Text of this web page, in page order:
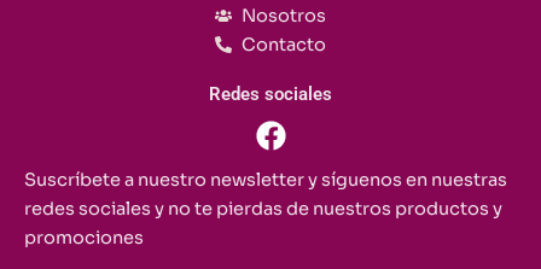
Nosotros
Contacto
Redes sociales
F
a
c
e
Suscríbete a nuestro newsletter y síguenos en nuestras
redes sociales y no te pierdas de nuestros productos y
promociones